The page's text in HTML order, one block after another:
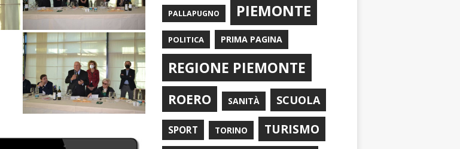
PALLAPUGNO PIEMONTE
POLITICA PRIMA PAGINA
REGIONE PIEMONTE
ROERO SANITÀ SCUOLA
SPORT TORINO TURISMO